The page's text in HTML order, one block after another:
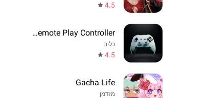
4.5
Game Remote Play Controller
כלים
4.5
Gacha Life
מזדמן